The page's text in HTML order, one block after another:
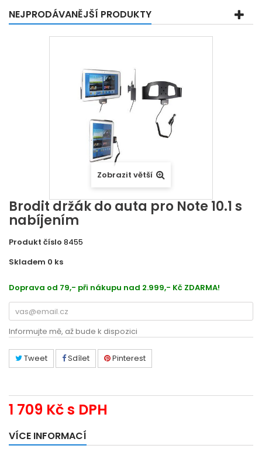
NEJPRODÁVANĚJŠÍ PRODUKTY
Zobrazit větší
Brodit držák do auta pro Note 10.1 s
nabíjením
Produkt číslo 8455
Skladem 0 ks
Doprava od 79,- při nákupu nad 2.999,- Kč ZDARMA!
Informujte mě, až bude k dispozici
Tweet Sdílet Pinterest
1 709 Kčs DPH
VÍCE INFORMACÍ